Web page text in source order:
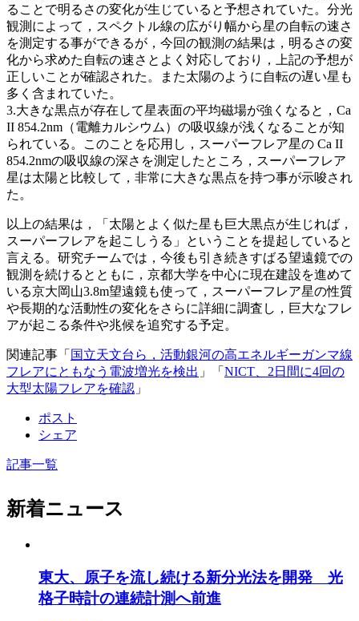
ることで明るさの変化が生じていると予想されていた。分光
観測によって，スペクトル線の広がり幅から星の自転の速さ
を測定する事ができるが，今回の観測の結果は，明るさの変
化から求めた自転の速さとよく対応しており，上記の予想が
正しいことが確認された。また太陽のように自転の遅い星も
多く含まれていた。
3.大きな黒点が存在して星表面の平均磁場が強くなると，Ca
II 854.2nm（電離カルシウム）の吸収線が浅くなることが知
られている。このことを応用し，スーパーフレア星の Ca II
854.2nmの吸収線の深さを測定したところ，スーパーフレア
星は太陽と比較して，非常に大きな黒点を持つ事が示唆され
た。
以上の結果は，「太陽とよく似た星も巨大黒点が生じれば，
スーパーフレアを起こしうる」ということを提起していると
言える。研究チームでは，今後も引き続きすばる望遠鏡での
観測を続けるとともに，京都大学を中心に現在建設を進めて
いる京大岡山3.8m望遠鏡も使って，スーパーフレア星の性質
や長期的な活動性の変化をさらに詳細に調査し，巨大なフレ
アが起こる条件や兆候を追究する予定。
関連記事「 国立天文台ら，活動銀河の高エネルギーガンマ線
フレアにともなう電波増光を検出 」「 NICT、2日間に4回の
大型太陽フレアを確認 」
ポスト
シェア
記事一覧
新着ニュース
東大、原子を流し続ける新分光法を開発 光
格子時計の連続計測へ前進